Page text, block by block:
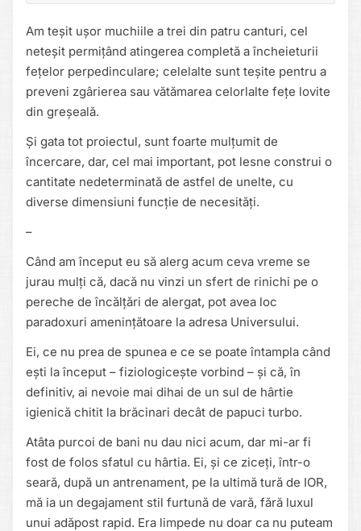
Am teșit ușor muchiile a trei din patru canturi, cel
neteșit permițând atingerea completă a încheieturii
fețelor perpedinculare; celelalte sunt teșite pentru a
preveni zgârierea sau vătămarea celorlalte fețe lovite
din greșeală.
Și gata tot proiectul, sunt foarte mulțumit de
încercare, dar, cel mai important, pot lesne construi o
cantitate nedeterminată de astfel de unelte, cu
diverse dimensiuni funcție de necesități.
–
Când am început eu să alerg acum ceva vreme se
jurau mulți că, dacă nu vinzi un sfert de rinichi pe o
pereche de încălțări de alergat, pot avea loc
paradoxuri amenințătoare la adresa Universului.
Ei, ce nu prea de spunea e ce se poate întampla când
ești la început – fiziologicește vorbind – și că, în
definitiv, ai nevoie mai dihai de un sul de hârtie
igienică chitit la brăcinari decât de papuci turbo.
Atâta purcoi de bani nu dau nici acum, dar mi-ar fi
fost de folos sfatul cu hârtia. Ei, și ce ziceți, într-o
seară, după un antrenament, pe la ultimă tură de IOR,
mă ia un degajament stil furtună de vară, fără luxul
unui adăpost rapid. Era limpede nu doar ca nu puteam